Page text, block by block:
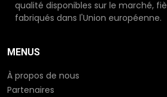
qualité disponibles sur le marché,
fabriqués dans l'Union européenne.
MENUS
À propos de nous
Partenaires